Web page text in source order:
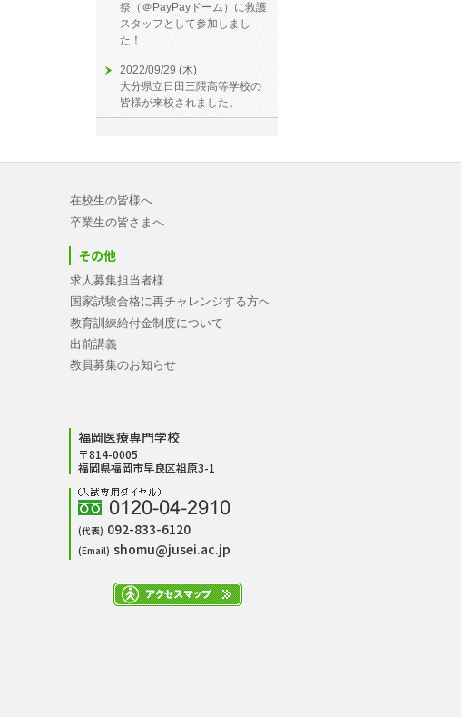
祭（＠PayPayドーム）に救護
スタッフとして参加しまし
た！
2022/09/29 (木)
大分県立日田三隈高等学校の
皆様が来校されました。
在校生の皆様へ
卒業生の皆さまへ
その他
求人募集担当者様
国家試験合格に再チャレンジする方へ
教育訓練給付金制度について
出前講義
教員募集のお知らせ
福岡医療専門学校
〒814-0005
福岡県福岡市早良区祖原3-1
(代表) 092-833-6120
(Email) shomu@jusei.ac.jp